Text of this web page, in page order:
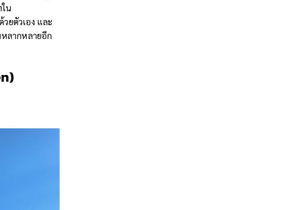
น
ยตัวเอง และ
หลากหลายอีก